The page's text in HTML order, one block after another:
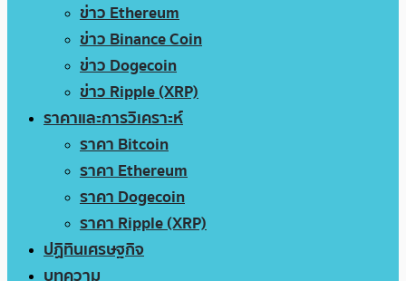
ข่าว Ethereum
ข่าว Binance Coin
ข่าว Dogecoin
ข่าว Ripple (XRP)
ราคาและการวิเคราะห์
ราคา Bitcoin
ราคา Ethereum
ราคา Dogecoin
ราคา Ripple (XRP)
ปฏิทินเศรษฐกิจ